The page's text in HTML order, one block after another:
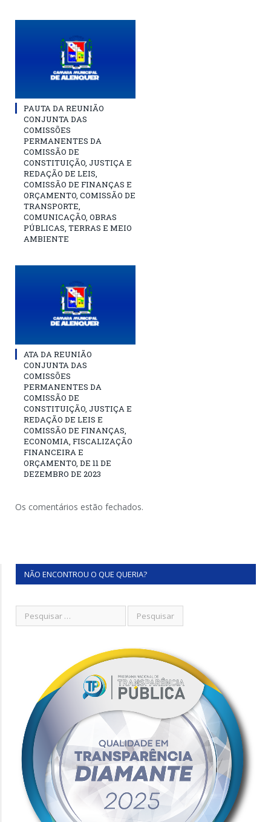
PAUTA DA REUNIÃO
CONJUNTA DAS
COMISSÕES
PERMANENTES DA
COMISSÃO DE
CONSTITUIÇÃO, JUSTIÇA E
REDAÇÃO DE LEIS,
COMISSÃO DE FINANÇAS E
ORÇAMENTO, COMISSÃO DE
TRANSPORTE,
COMUNICAÇÃO, OBRAS
PÚBLICAS, TERRAS E MEIO
AMBIENTE
ATA DA REUNIÃO
CONJUNTA DAS
COMISSÕES
PERMANENTES DA
COMISSÃO DE
CONSTITUIÇÃO, JUSTIÇA E
REDAÇÃO DE LEIS E
COMISSÃO DE FINANÇAS,
ECONOMIA, FISCALIZAÇÃO
FINANCEIRA E
ORÇAMENTO, DE 11 DE
DEZEMBRO DE 2023
Os comentários estão fechados.
NÃO ENCONTROU O QUE QUERIA?